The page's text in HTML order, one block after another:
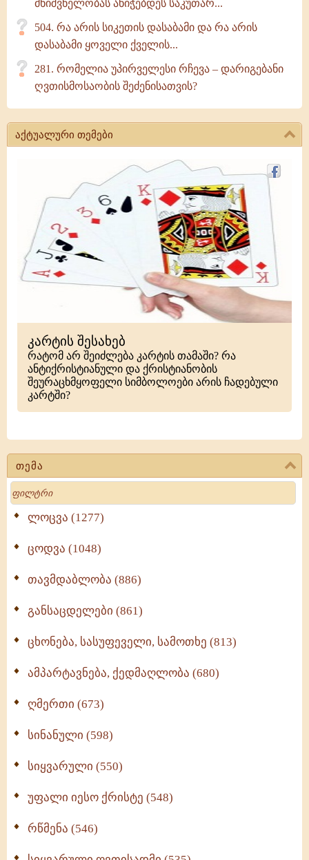
თემა
Search
ლოცვა (1277)
ცოდვა (1048)
თავმდაბლობა (886)
განსაცდელები (861)
ცხონება, სასუფეველი, სამოთხე (813)
ამპარტავნება, ქედმაღლობა (680)
ღმერთი (673)
სინანული (598)
სიყვარული (550)
უფალი იესო ქრისტე (548)
რწმენა (546)
მნიშვნელობას ანიჭებდეს საკუთარ...
504. რა არის სიკეთის დასაბამი და რა არის
დასაბამი ყოველი ქველის...
281. რომელია უპირველესი რჩევა – დარიგებანი
ღვთისმოსაობის შეძენისათვის?
აქტუალური თემები
კარტის შესახებ
რატომ არ შეიძლება კარტის თამაში? რა
ანტიქრისტიანული და ქრისტიანობის
შეურაცხმყოფელი სიმბოლოები არის ჩადებული
კარტში?